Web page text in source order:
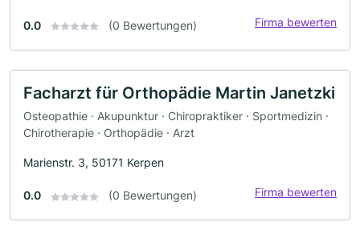
0.0 (0 Bewertungen) Firma bewerten
Facharzt für Orthopädie Martin Janetzki
Osteopathie · Akupunktur · Chiropraktiker · Sportmedizin ·
Chirotherapie · Orthopädie · Arzt
Marienstr. 3, 50171 Kerpen
0.0 (0 Bewertungen) Firma bewerten